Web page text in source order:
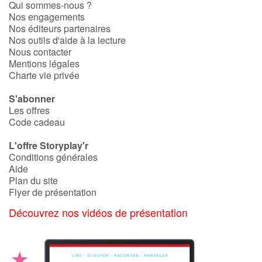
Fable, mythe, littérature et poésie
Princesses et princes, rois, reines et dragons
Ogres, monstres et sorcières
Héroïnes et héros
Écologie, nature, saisons
Les animaux
Voyage, épopée, enquête, aventure
Autour du monde
Apprentissage
Qui sommes-nous ?
Nos engagements
Nos éditeurs partenaires
Nos outils d'aide à la lecture
Nous contacter
Mentions légales
Charte vie privée
S'abonner
Les offres
Code cadeau
L'offre Storyplay'r
Conditions générales
Aide
Plan du site
Flyer de présentation
Découvrez nos vidéos de présentation